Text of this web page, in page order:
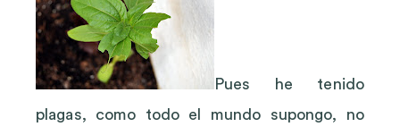
Pues he tenido
plagas, como todo el mundo supongo, no